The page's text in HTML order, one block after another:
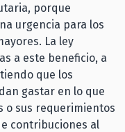
porque
urgencia para los
La ley
a este beneficio, a
que los
gastar en lo que
o sus requerimientos
contribuciones al